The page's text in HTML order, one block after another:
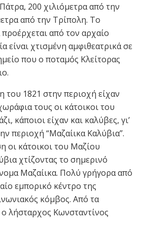
200 χιλιόμετρα από την
από την Τρίπολη. Το
από τον αρχαίο
είναι χτισμένη αμφιθεατρικά σε
που ο ποταμός Κλείτορας
του 1821 στην περιοχή είχαν
τους οι κάτοικοι του
κάποιοι είχαν και καλύβες, γι’
περιοχή “Μαζαίικα Καλύβια”.
οι κάτοικοι του Μαζίου
χτίζοντας το σημερινό
Μαζαίικα. Πολύ γρήγορα από
εμπορικό κέντρο της
κόμβος. Από τα
λήσταρχος Κωνσταντίνος